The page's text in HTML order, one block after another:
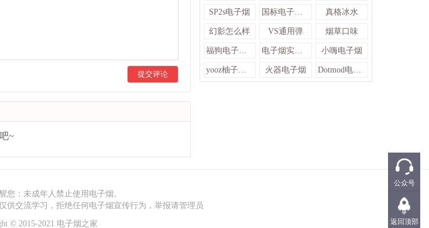
提交评论
~
SP2s电子烟 国标电子烟排行榜 真格冰水
幻影怎么样 VS通用弹 烟草口味
福狗电子烟官网 电子烟实体店 小嗨电子烟
yooz柚子电子烟 火器电子烟 Dotmod电子烟
您：未成年人禁止使用电子烟。
供交流学习，拒绝任何电子烟宣传行为，举报请管理员
© 2015-2021 电子烟之家
公众号
返回顶部